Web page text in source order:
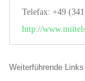
Telefax: +49
http://
Weiterführende Links